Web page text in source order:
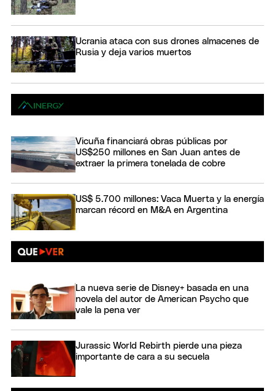
Ucrania ataca con sus drones almacenes de
Rusia y deja varios muertos
Vicuña financiará obras públicas por
US$250 millones en San Juan antes de
extraer la primera tonelada de cobre
US$ 5.700 millones: Vaca Muerta y la energía
marcan récord en M&A en Argentina
La nueva serie de Disney+ basada en una
novela del autor de American Psycho que
vale la pena ver
Jurassic World Rebirth pierde una pieza
importante de cara a su secuela